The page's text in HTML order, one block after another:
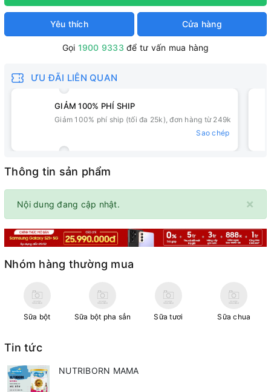
Yêu thích Cửa hàng
Gọi 1900 9333 để tư vấn mua hàng
ƯU ĐÃI LIÊN QUAN
GIẢM 100% PHÍ SHIP
Giảm 100% phí ship (tối đa 25k), đơn hàng từ 249k
Sao chép
Thông tin sản phẩm
×
Nội dung đang cập nhật.
Nhóm hàng thường mua
Sữa bột Sữa bột pha sẳn Sữa tươi Sữa chua
Tin tức
NUTRIBORN MAMA